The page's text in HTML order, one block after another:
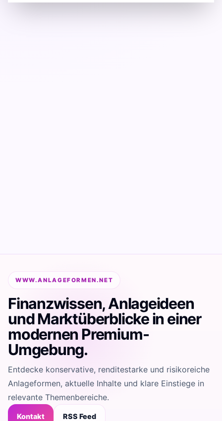
WWW.ANLAGEFORMEN.NET
Finanzwissen, Anlageideen
und Marktüberblicke in einer
modernen Premium-
Umgebung.
Entdecke konservative, renditestarke und risikoreiche
Anlageformen, aktuelle Inhalte und klare Einstiege in
relevante Themenbereiche.
Kontakt RSS Feed